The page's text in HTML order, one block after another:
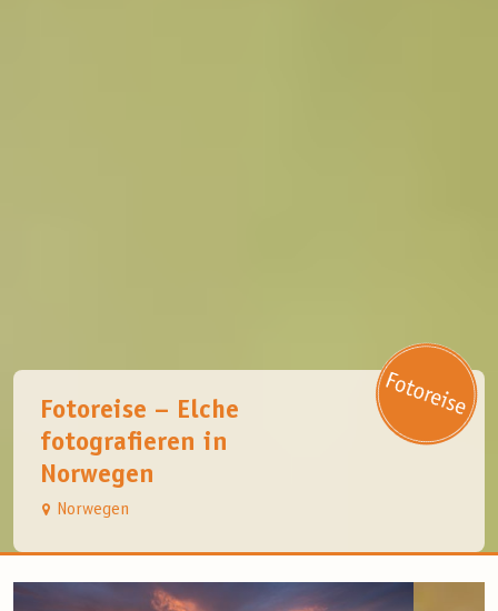
Fotoreise – Elche
fotografieren in
Norwegen
Norwegen